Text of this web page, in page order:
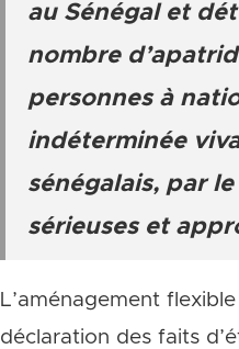
au Sénégal et
nombre
personnes à
indéterminée
sénégalais, par
sérieuses et
L’aménagement
déclaration des faits